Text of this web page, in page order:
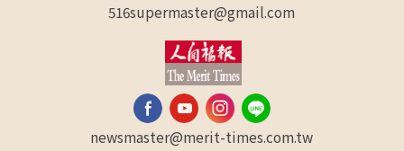
516supermaster@gmail.com
newsmaster@merit-times.com.tw